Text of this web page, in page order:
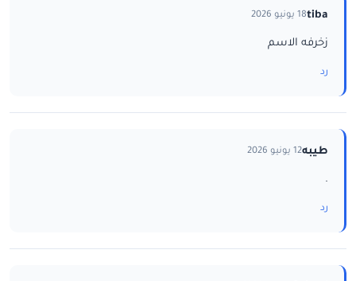
tiba18 يونيو 2026
زخرفه الاسم
رد
طيبه12 يونيو 2026
.
رد